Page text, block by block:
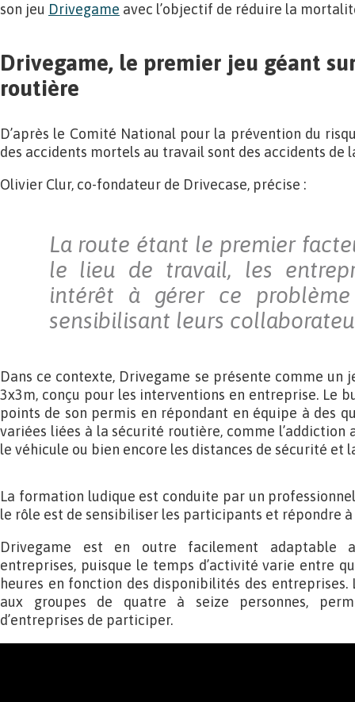
son jeu Drivegame avec l’objectif de réduire la
Drivegame, le premier jeu géant
routière
D’après le Comité National pour la prévention du
des accidents mortels au travail sont des accidents de
Olivier Clur, co-fondateur de Drivecase, précise :
La route étant le premier
le lieu de travail, les
intérêt à gérer ce
sensibilisant leurs
Dans ce contexte, Drivegame se présente comme un
3x3m, conçu pour les interventions en entreprise. Le
points de son permis en répondant en équipe à des
variées liées à la sécurité routière, comme l’addiction
le véhicule ou bien encore les distances de sécurité et
La formation ludique est conduite par un
le rôle est de sensibiliser les participants et répondre
Drivegame est en outre facilement adaptable
entreprises, puisque le temps d’activité varie entre
heures en fonction des disponibilités des entreprises.
aux groupes de quatre à seize personnes,
d’entreprises de participer.